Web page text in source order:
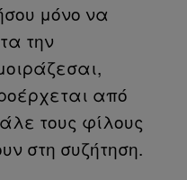
μόνο να
την
από
τους φίλους
στη συζήτηση.